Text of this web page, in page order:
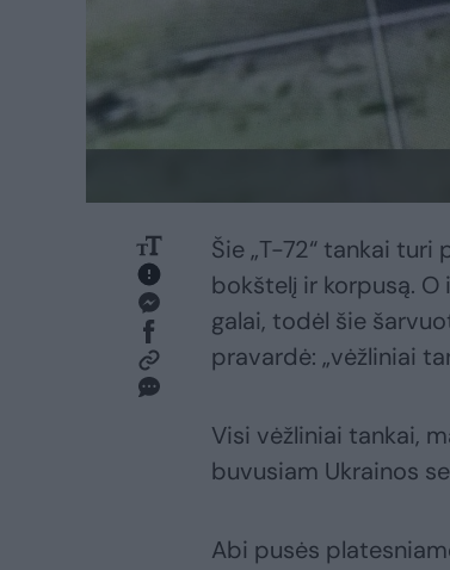
Šie „T-72“ tankai
bokštelį ir korpusą.
galai, todėl šie
pravardė: „vėžliniai
Visi vėžliniai tankai,
buvusiam Ukrainos
Abi pusės